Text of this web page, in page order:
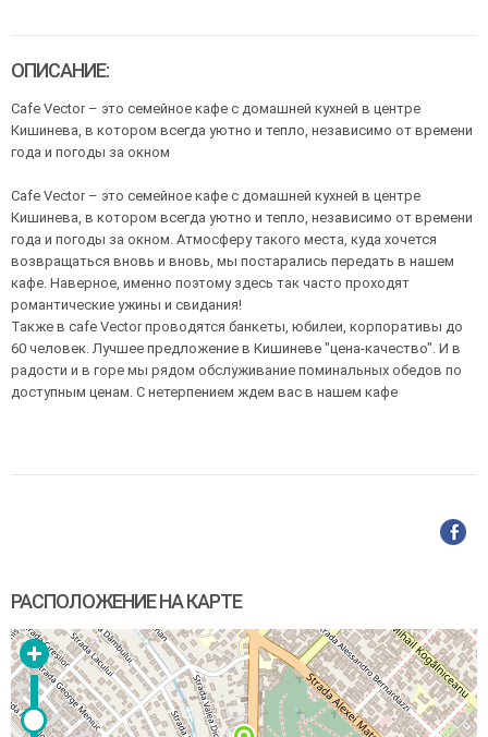
ОПИСАНИЕ:
Сafe Vector – это семейное кафе c домашней кухней в центре
Кишинева, в котором всегда уютно и тепло, независимо от времени
года и погоды за окном
Сafe Vector – это семейное кафе c домашней кухней в центре
Кишинева, в котором всегда уютно и тепло, независимо от времени
года и погоды за окном. Атмосферу такого места, куда хочется
возвращаться вновь и вновь, мы постарались передать в нашем
кафе. Наверное, именно поэтому здесь так часто проходят
романтические ужины и свидания!
Также в cafe Vector проводятся банкеты, юбилеи, корпоративы до
60 человек. Лучшее предложение в Кишиневе "цена-качество". И в
радости и в горе мы рядом обслуживание поминальных обедов по
доступным ценам. С нетерпением ждем вас в нашем кафе
РАСПОЛОЖЕНИЕ НА КАРТЕ